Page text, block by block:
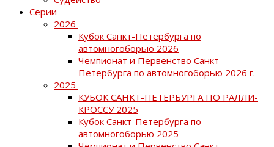
Серии
2026
Кубок Санкт-Петербурга по
автомногоборью 2026
Чемпионат и Первенство Санкт-
Петербурга по автомногоборью 2026 г.
2025
КУБОК САНКТ-ПЕТЕРБУРГА ПО РАЛЛИ-
КРОССУ 2025
Кубок Санкт-Петербурга по
автомногоборью 2025